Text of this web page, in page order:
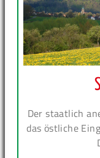
Der staatlich
das östliche